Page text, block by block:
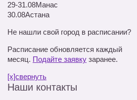
29-31.08Манас
30.08Астана
Не нашли свой город в расписании?
Расписание обновляется каждый
месяц. Подайте заявку заранее.
[x]свернуть
Наши контакты